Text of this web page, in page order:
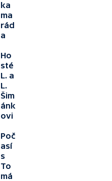
ka
ma
rád
a
Ho
sté
L. a
L.
Šim
ánk
ovi
Poč
así
s
To
má